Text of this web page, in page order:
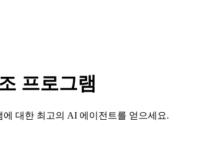
프로그램
대한 최고의 AI 에이전트를 얻으세요.